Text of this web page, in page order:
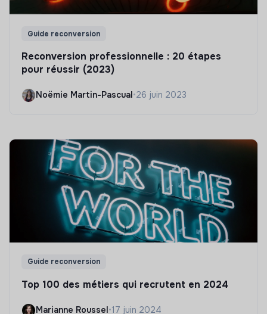
Guide reconversion
Reconversion professionnelle : 20 étapes
pour réussir (2023)
Noëmie Martin-Pascual •26 juin 2023
Guide reconversion
Top 100 des métiers qui recrutent en 2024
Marianne Roussel•17 juin 2024